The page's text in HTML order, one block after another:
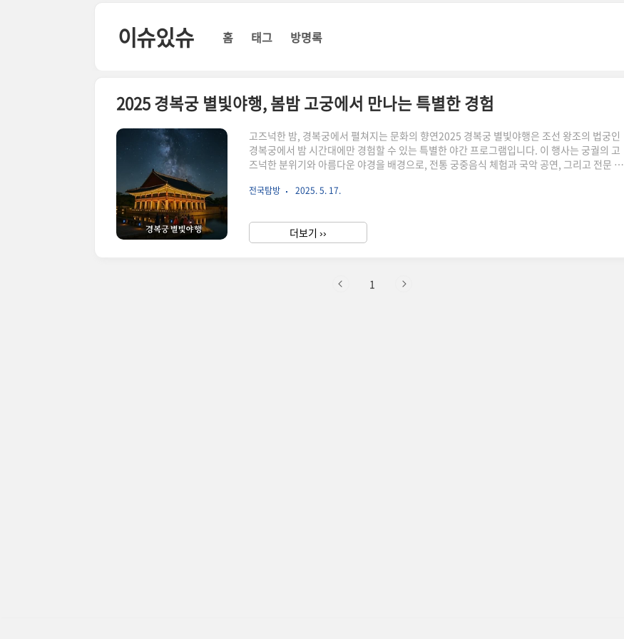
이슈있슈 홈 태그 방명록
2025 경복궁 별빛야행, 봄밤 고궁에서 만나는 특별한 경험
고즈넉한 밤, 경복궁에서 펼쳐지는 문화의 향연2025 경복궁 별빛야행은 조선 왕조의 법궁인
경복궁에서 밤 시간대에만 경험할 수 있는 특별한 야간 프로그램입니다. 이 행사는 궁궐의 고
즈넉한 분위기와 아름다운 야경을 배경으로, 전통 궁중음식 체험과 국악 공연, 그리고 전문 해
제한된 건청궁과 향원정 등도 개방되어, 경복궁의 숨겨진 매력을 오롯이 느낄 수 있는 기회로
(수) ~ 5월 17일(토), 매주 수요일부터 일요일까지 운영(4월 23일~30일은 궁중문화축전으로
별빛야행 미운영)시간 : 1부 18:4020:30 / 2..
전국탐방 2025. 5. 17.
더보기 ››
1